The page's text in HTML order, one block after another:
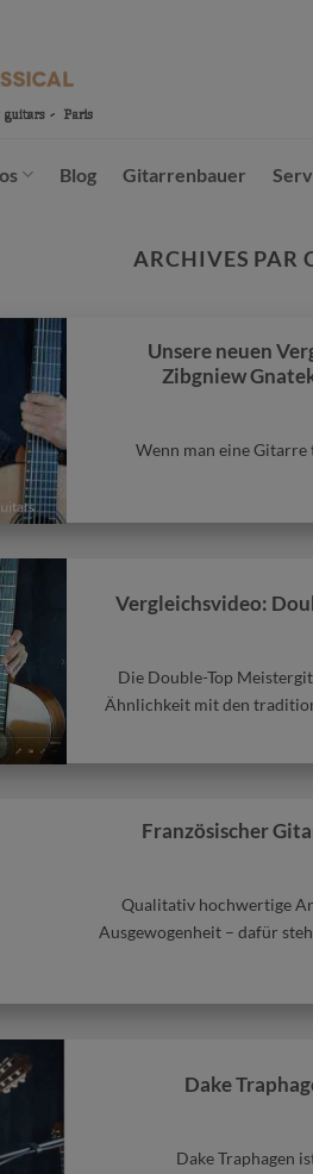
Blog Gitarrenbauer
ARCHIVES PAR
Unsere neuen
Zibgniew
Wenn man eine Gitarre
Vergleichsvideo:
Die Double-Top
Ähnlichkeit mit den
Französischer
Qualitativ hochwertige
Ausgewogenheit – dafür
Dake
Dake Traphagen